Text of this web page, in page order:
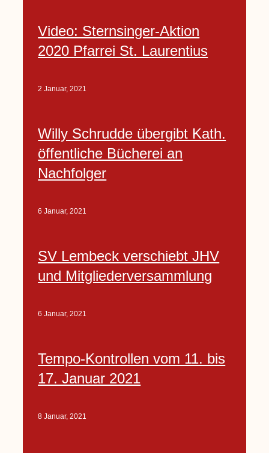
Video: Sternsinger-Aktion
2020 Pfarrei St. Laurentius
2 Januar, 2021
Willy Schrudde übergibt Kath.
öffentliche Bücherei an
Nachfolger
6 Januar, 2021
SV Lembeck verschiebt JHV
und Mitgliederversammlung
6 Januar, 2021
Tempo-Kontrollen vom 11. bis
17. Januar 2021
8 Januar, 2021